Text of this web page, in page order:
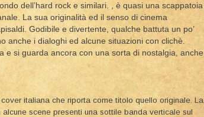
dell’hard rock e similari. , è quasi una scappatoia
La sua originalità ed il senso di cinema
Godibile e divertente, qualche battuta un po’
anche i dialoghi ed alcune situazioni con clichè.
e si guarda ancora con una sorta di nostalgia, anche
italiana che riporta come titolo quello originale. La
scene presenti una sottile banda verticale sul